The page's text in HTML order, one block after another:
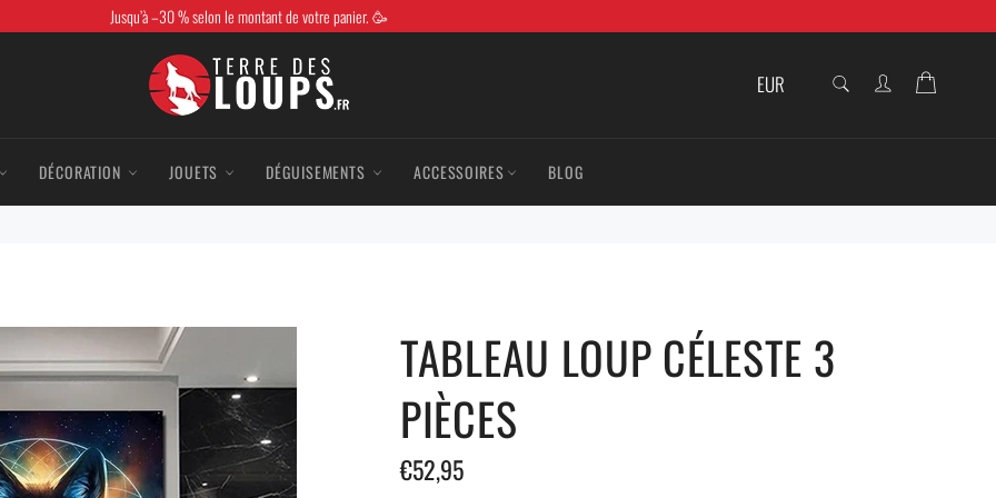
Jusqu’à –30 % selon le montant de votre panier. 🥳
Recherche
DÉCORATION JOUETS DÉGUISEMENTS ACCESSOIRES BLOG
TABLEAU LOUP CÉLESTE 3
PIÈCES
Prix
régulier
€52,95